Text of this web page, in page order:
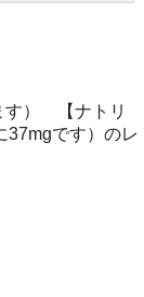
す） 【ナトリ
37mgです）のレ